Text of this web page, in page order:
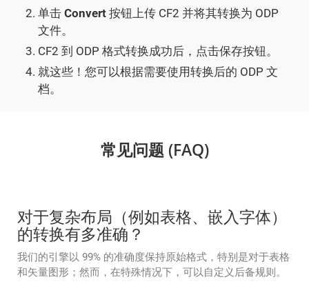
单击 Convert 按钮上传 CF2 并将其转换为 ODP
文件。
CF2 到 ODP 格式转换成功后，点击保存按钮。
就这些！您可以根据需要使用转换后的 ODP 文
档。
常见问题 (FAQ)
对于复杂布局（例如表格、嵌入字体）
的转换有多准确？
我们的引擎以 99% 的准确度保持原始格式，特别是对于表格
和矢量图形；然而，在特殊情况下，可以自定义后备规则。